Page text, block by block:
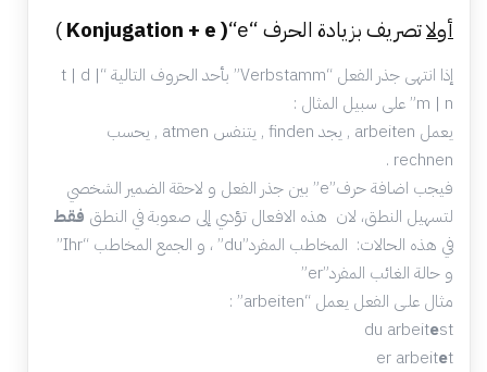
أولاتصريف بزيادة الحرف “ Konjugation + e )“e )
إذا انتهى جذر الفعل “Verbstamm” بأحد الحروف التالية “t | d |
m | n” على سبيل المثال :
يعمل arbeiten , يجد finden , يتنفس atmen , يحسب
rechnen .
فيجب اضافة حرف”e” بين جذر الفعل و لاحقة الضمير الشخصي
لتسهيل النطق، لان هذه الافعال تؤدي إلى صعوبة في النطق فقط
في هذه الحالات: المخاطب المفرد”du” ، و الجمع المخاطب “Ihr”
و حالة الغائب المفرد”er”
مثال علـى الفعل يعمل “arbeiten” :
du arbeitest
er arbeitet